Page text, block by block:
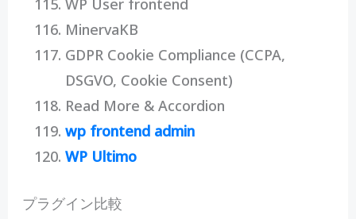
MinervaKB
GDPR Cookie Compliance (CCPA,
DSGVO, Cookie Consent)
Read More & Accordion
wp frontend admin
WP Ultimo
プラグイン比較